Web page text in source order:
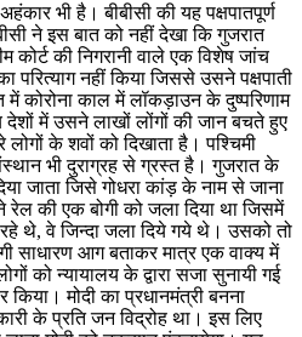
भी है। बीबीसी की यह पक्षपातपूर्ण
ने इस बात को नहीं देखा कि गुजरात
कोर्ट की निगरानी वाले एक विशेष जांच
परित्याग नहीं किया जिससे उसने पक्षपाती
में कोरोना काल में लॉकड़ाउन के दुष्परिणाम
देशों में उसने लाखों लोंगों की जान बचते हुए
के शवों को दिखाता है। पश्चिमी
भी दुराग्रह से ग्रस्त है। गुजरात के
जाता जिसे गोधरा कांड़ के नाम से जाना
रेल की एक बोगी को जला दिया था जिसमें
थे, वे जिन्दा जला दिये गये थे। उसको तो
साधारण आग बताकर मात्र एक वाक्य में
को न्यायालय के द्वारा सजा सुनायी गई
किया। मोदी का प्रधानमंत्री बनना
के प्रति जन विद्रोह था। इस लिए